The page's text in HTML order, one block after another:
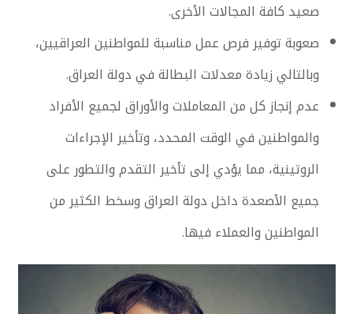
صعيد كافة المجالات الأخرى.
صعوبة توفير فرص عمل مناسبة للمواطنين العراقيين،
وبالتالي زيادة معدلات البطالة في دولة العراق.
عدم إنجاز كل من المعاملات والأوراق لجميع الأفراد
والمواطنين في الوقت المحدد، وتأخير الإجراءات
الروتينية، مما يؤدي إلى تأخير التقدم والتطور على
جميع الأصعدة داخل دولة العراق وسخط الكثير من
المواطنين والعملاء فيها.